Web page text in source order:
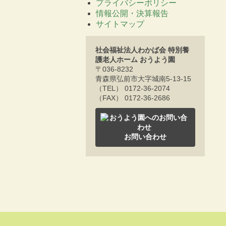
プライバシーポリシー
情報公開・決算報告
サイトマップ
社会福祉法人わかば会 特別養
護老人ホーム おうよう園
〒036-8232
青森県弘前市大字城南5-13-15
（TEL） 0172-36-2074
（FAX） 0172-36-2686
お問い合わせ